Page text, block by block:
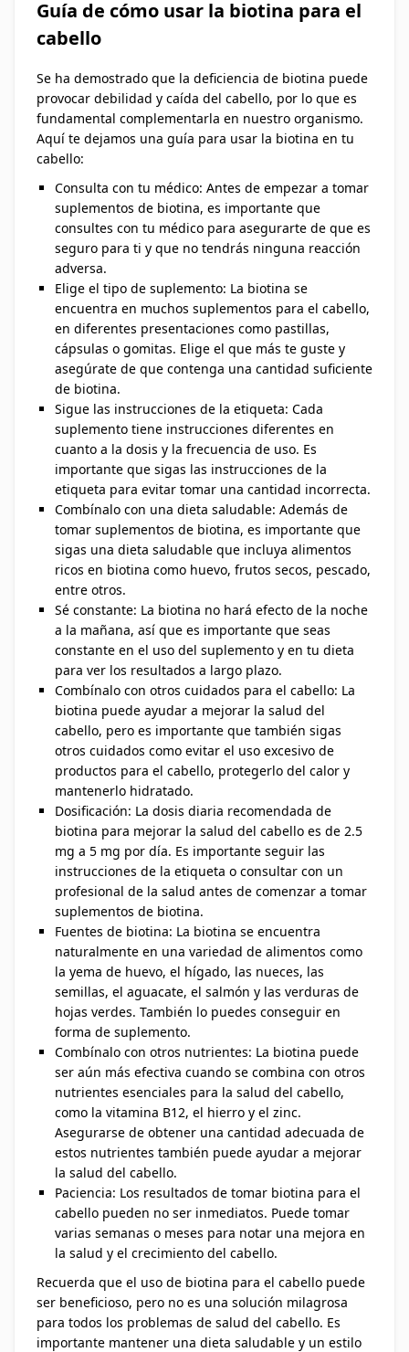
Guía de cómo usar la biotina para el
cabello
Se ha demostrado que la deficiencia de biotina puede
provocar debilidad y caída del cabello, por lo que es
fundamental complementarla en nuestro organismo.
Aquí te dejamos una guía para usar la biotina en tu
cabello:
Consulta con tu médico: Antes de empezar a tomar
suplementos de biotina, es importante que
consultes con tu médico para asegurarte de que es
seguro para ti y que no tendrás ninguna reacción
adversa.
Elige el tipo de suplemento: La biotina se
encuentra en muchos suplementos para el cabello,
en diferentes presentaciones como pastillas,
cápsulas o gomitas. Elige el que más te guste y
asegúrate de que contenga una cantidad suficiente
de biotina.
Sigue las instrucciones de la etiqueta: Cada
suplemento tiene instrucciones diferentes en
cuanto a la dosis y la frecuencia de uso. Es
importante que sigas las instrucciones de la
etiqueta para evitar tomar una cantidad incorrecta.
Combínalo con una dieta saludable: Además de
tomar suplementos de biotina, es importante que
sigas una dieta saludable que incluya alimentos
ricos en biotina como huevo, frutos secos, pescado,
entre otros.
Sé constante: La biotina no hará efecto de la noche
a la mañana, así que es importante que seas
constante en el uso del suplemento y en tu dieta
para ver los resultados a largo plazo.
Combínalo con otros cuidados para el cabello: La
biotina puede ayudar a mejorar la salud del
cabello, pero es importante que también sigas
otros cuidados como evitar el uso excesivo de
productos para el cabello, protegerlo del calor y
mantenerlo hidratado.
Dosificación: La dosis diaria recomendada de
biotina para mejorar la salud del cabello es de 2.5
mg a 5 mg por día. Es importante seguir las
instrucciones de la etiqueta o consultar con un
profesional de la salud antes de comenzar a tomar
suplementos de biotina.
Fuentes de biotina: La biotina se encuentra
naturalmente en una variedad de alimentos como
la yema de huevo, el hígado, las nueces, las
semillas, el aguacate, el salmón y las verduras de
hojas verdes. También lo puedes conseguir en
forma de suplemento.
Combínalo con otros nutrientes: La biotina puede
ser aún más efectiva cuando se combina con otros
nutrientes esenciales para la salud del cabello,
como la vitamina B12, el hierro y el zinc.
Asegurarse de obtener una cantidad adecuada de
estos nutrientes también puede ayudar a mejorar
la salud del cabello.
Paciencia: Los resultados de tomar biotina para el
cabello pueden no ser inmediatos. Puede tomar
varias semanas o meses para notar una mejora en
la salud y el crecimiento del cabello.
Recuerda que el uso de biotina para el cabello puede
ser beneficioso, pero no es una solución milagrosa
para todos los problemas de salud del cabello. Es
importante mantener una dieta saludable y un estilo